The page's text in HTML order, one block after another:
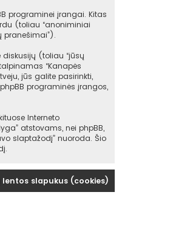
programinei įrangai. Kitas
(toliau “anoniminiai
pranešimai”).
(toliau “jūsų
“Kanapės
jūs galite pasirinkti,
programinės įrangos,
Interneto
atstovams, nei phpBB,
slaptažodį” nuoroda. Šio
lentos slapukus (cookies)